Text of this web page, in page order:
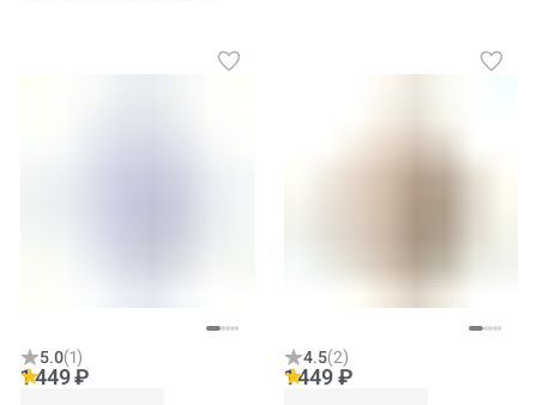
5.0(1)
1 449 ₽
4.5(2)
1 449 ₽